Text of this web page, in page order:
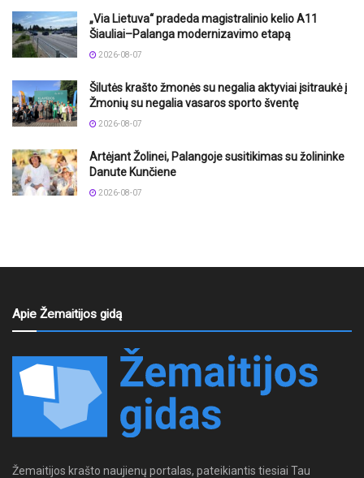
„Via Lietuva“ pradeda magistralinio kelio A11
Šiauliai–Palanga modernizavimo etapą
2026-08-07
Šilutės krašto žmonės su negalia aktyviai įsitraukė į
Žmonių su negalia vasaros sporto šventę
2026-08-07
Artėjant Žolinei, Palangoje susitikimas su žolininke
Danute Kunčiene
2026-08-07
Apie Žemaitijos gidą
Žemaitijos krašto naujienų portalas, pateikiantis tiesiai Tau